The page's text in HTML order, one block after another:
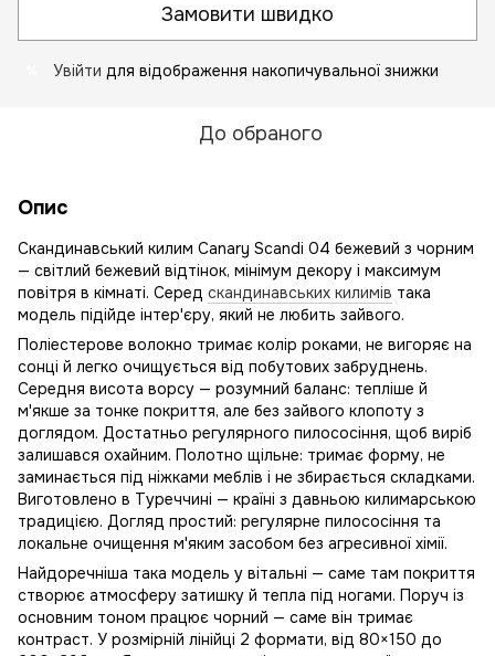
Замовити швидко
Увійти для відображення накопичувальної знижки
До обраного
Опис
Скандинавський килим Canary Scandi 04 бежевий з чорним
— світлий бежевий відтінок, мінімум декору і максимум
повітря в кімнаті. Серед скандинавських килимів така
модель підійде інтер'єру, який не любить зайвого.
Поліестерове волокно тримає колір роками, не вигоряє на
сонці й легко очищується від побутових забруднень.
Середня висота ворсу — розумний баланс: тепліше й
м'якше за тонке покриття, але без зайвого клопоту з
доглядом. Достатньо регулярного пилососіння, щоб виріб
залишався охайним. Полотно щільне: тримає форму, не
заминається під ніжками меблів і не збирається складками.
Виготовлено в Туреччині — країні з давньою килимарською
традицією. Догляд простий: регулярне пилососіння та
локальне очищення м'яким засобом без агресивної хімії.
Найдоречніша така модель у вітальні — саме там покриття
створює атмосферу затишку й тепла під ногами. Поруч із
основним тоном працює чорний — саме він тримає
контраст. У розмірній лінійці 2 формати, від 80×150 до